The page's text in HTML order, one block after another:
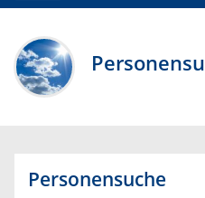
Personensuche